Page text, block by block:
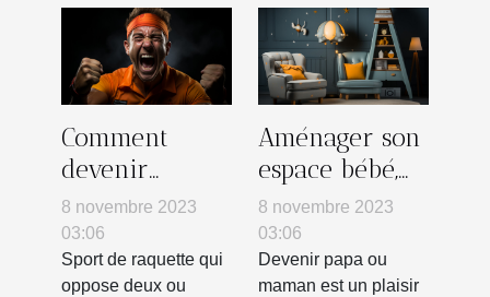
Comment
devenir
mentalement
fort au
tennis ?
8 novembre 2023
03:06
Sport de raquette qui
oppose deux ou
Aménager son
espace bébé,
quelles astuces
pour déco ?
8 novembre 2023
03:06
Devenir papa ou
maman est un plaisir